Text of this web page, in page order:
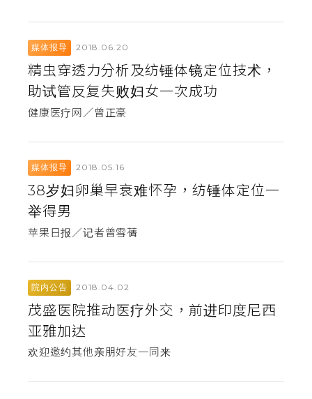
媒体报导 2018.06.20
精虫穿透力分析及纺锤体镜定位技术，
助试管反复失败妇女一次成功
健康医疗网／曾正豪
媒体报导 2018.05.16
38岁妇卵巢早衰难怀孕，纺锤体定位一
举得男
苹果日报／记者曾雪蒨
院内公告 2018.04.02
茂盛医院推动医疗外交，前进印度尼西
亚雅加达
欢迎邀约其他亲朋好友一同来